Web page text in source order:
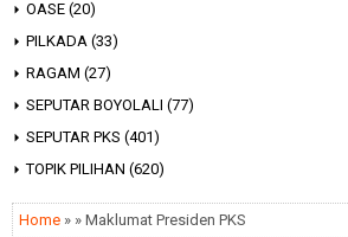
OASE (20)
PILKADA (33)
RAGAM (27)
SEPUTAR BOYOLALI (77)
SEPUTAR PKS (401)
TOPIK PILIHAN (620)
Home » » Maklumat Presiden PKS